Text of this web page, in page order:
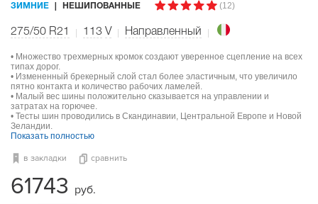
ЗИМНИЕ НЕШИПОВАННЫЕ (12)
275/50 R21 113 V Направленный
• Множество трехмерных кромок создают уверенное сцепление на всех
типах дорог.
• Измененный брекерный слой стал более эластичным, что увеличило
пятно контакта и количество рабочих ламелей.
• Малый вес шины положительно сказывается на управлении и
затратах на горючее.
• Тесты шин проводились в Скандинавии, Центральной Европе и Новой
Зеландии.
Показать полностью
в закладки сравнить
61743 руб.